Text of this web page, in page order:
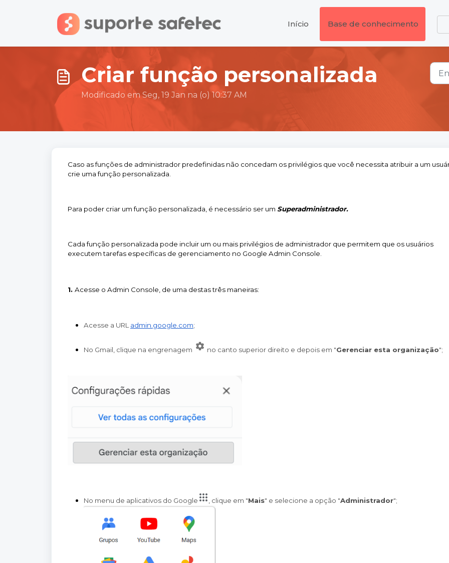
Início
Base de conhecimento
Criar função personalizada
Modificado em Seg, 19 Jan na (o) 10:37 AM
Caso as funções de administrador predefinidas não concedam os privilégios que você necessita atribuir a um
crie uma função personalizada.
Para poder criar um função personalizada, é necessário ser um Superadministrador.
Cada função personalizada pode incluir um ou mais privilégios de administrador que permitem que os usuários
executem tarefas específicas de gerenciamento no Google Admin Console.
1. Acesse o Admin Console, de uma destas três maneiras:
Acesse a URL admin.google.com;
No Gmail, clique na engrenagem no canto superior direito e depois em "Gerenciar esta organização";
No menu de aplicativos do Google , clique em "Mais" e selecione a opção "Administrador";